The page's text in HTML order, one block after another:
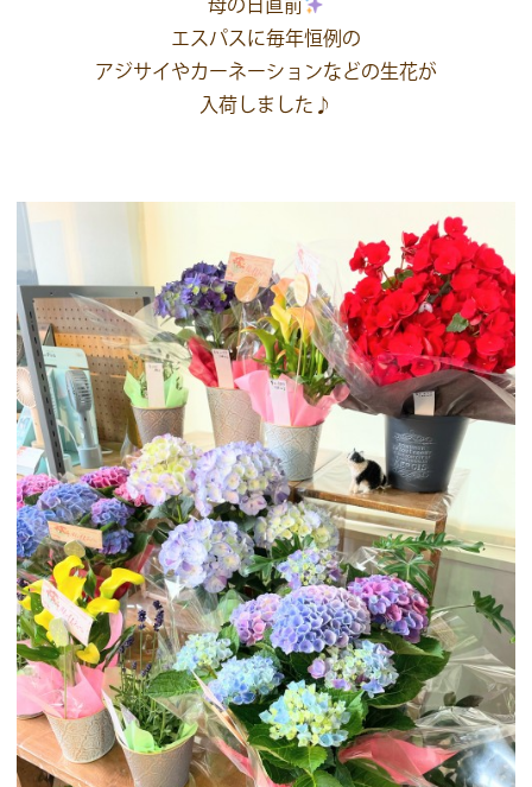
母の日直前
エスパスに毎年恒例の
アジサイやカーネーションなどの生花が
入荷しました♪